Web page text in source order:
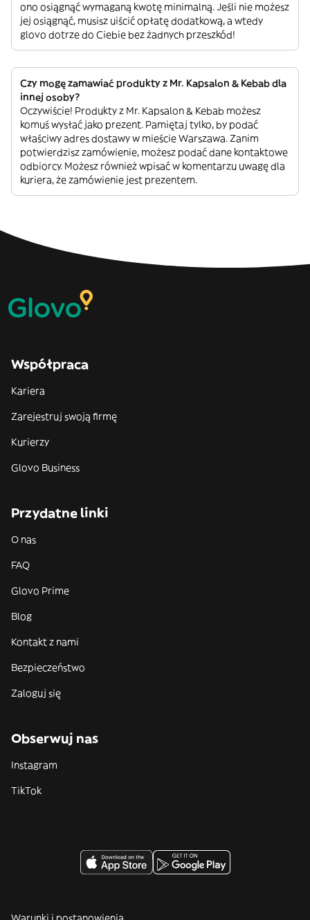
ono osiągnąć wymaganą kwotę minimalną. Jeśli nie możesz
jej osiągnąć, musisz uiścić opłatę dodatkową, a wtedy
glovo dotrze do Ciebie bez żadnych przeszkód!
Czy mogę zamawiać produkty z Mr. Kapsalon & Kebab dla
innej osoby?
Oczywiście! Produkty z Mr. Kapsalon & Kebab możesz
komuś wysłać jako prezent. Pamiętaj tylko, by podać
właściwy adres dostawy w mieście Warszawa. Zanim
potwierdzisz zamówienie, możesz podać dane kontaktowe
odbiorcy. Możesz również wpisać w komentarzu uwagę dla
kuriera, że zamówienie jest prezentem.
Współpraca
Kariera
Zarejestruj swoją firmę
Kurierzy
Glovo Business
Przydatne linki
O nas
FAQ
Glovo Prime
Blog
Kontakt z nami
Bezpieczeństwo
Zaloguj się
Obserwuj nas
Instagram
TikTok